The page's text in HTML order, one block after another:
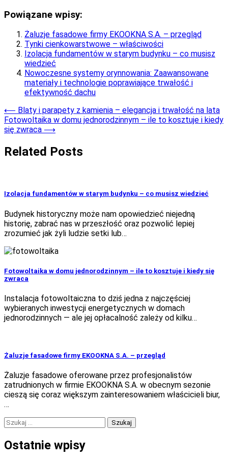
Powiązane wpisy:
Żaluzje fasadowe firmy EKOOKNA S.A. – przegląd
Tynki cienkowarstwowe – właściwości
Izolacja fundamentów w starym budynku – co musisz
wiedzieć
Nowoczesne systemy orynnowania: Zaawansowane
materiały i technologie poprawiające trwałość i
efektywność dachu
Nawigacja
wpisu
⟵ Blaty i parapety z kamienia – elegancja i trwałość na lata
Fotowoltaika w domu jednorodzinnym – ile to kosztuje i kiedy
się zwraca ⟶
Related Posts
Izolacja fundamentów w starym budynku – co musisz wiedzieć
Budynek historyczny może nam opowiedzieć niejedną
historię, zabrać nas w przeszłość oraz pozwolić lepiej
zrozumieć jak żyli ludzie setki lub…
Fotowoltaika w domu jednorodzinnym – ile to kosztuje i kiedy się
zwraca
Instalacja fotowoltaiczna to dziś jedna z najczęściej
wybieranych inwestycji energetycznych w domach
jednorodzinnych — ale jej opłacalność zależy od kilku…
Żaluzje fasadowe firmy EKOOKNA S.A. – przegląd
Żaluzje fasadowe oferowane przez profesjonalistów
zatrudnionych w firmie EKOOKNA S.A. w obecnym sezonie
cieszą się coraz większym zainteresowaniem właścicieli biur,
…
Szukaj:
Ostatnie wpisy